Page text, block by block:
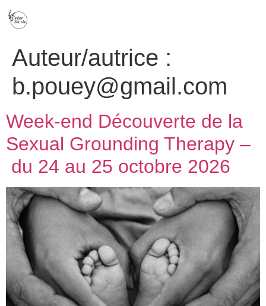
Auteur/autrice :
b.pouey@gmail.com
Week-end Découverte de la
Sexual Grounding Therapy –
du 24 au 25 octobre 2026